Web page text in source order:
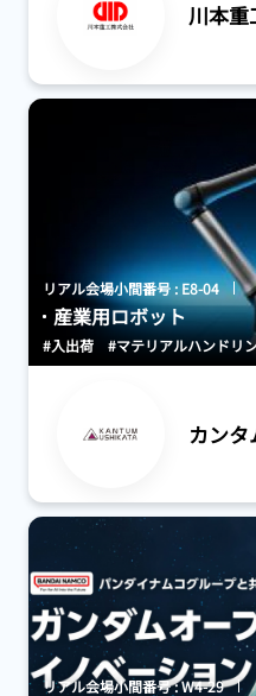
川本重
リアル会場小間番号 : E8-04
産業用ロボット
#入出荷 #マテリアルハンドリ
カン
リアル会場小間番号 : W4-29